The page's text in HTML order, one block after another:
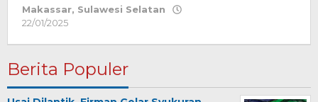
Makassar, Sulawesi Selatan
22/01/2025
Berita Populer